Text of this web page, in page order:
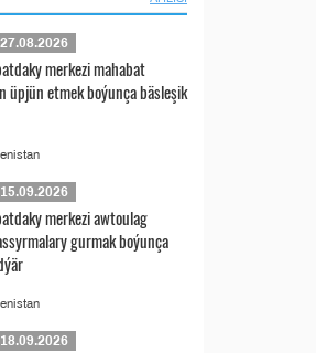
27.08.2026
merkezi mahabat
üpjün etmek boýunça bäsleşik
15.09.2026
merkezi awtoulag
gurmak boýunça
18.09.2026